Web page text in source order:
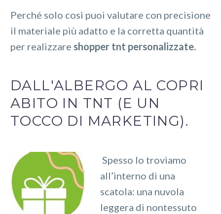
Perché solo così puoi valutare con precisione
il materiale più adatto e la corretta quantità
per realizzare shopper tnt personalizzate.
DALL'ALBERGO AL COPRI
ABITO IN TNT (E UN
TOCCO DI MARKETING).
Spesso lo troviamo
all’interno di una
scatola: una nuvola
leggera di nontessuto